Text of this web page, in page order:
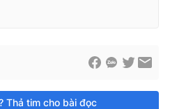
Thả tim cho bài đọc